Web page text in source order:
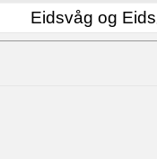
Eidsvåg og